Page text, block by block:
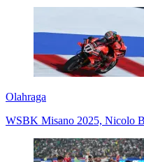
Olahraga
WSBK Misano 2025, Nicolo